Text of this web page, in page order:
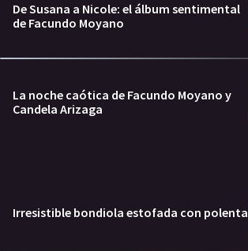
De Susana a Nicole: el álbum sentimental
de Facundo Moyano
La noche caótica de Facundo Moyano y
Candela Arizaga
Irresistible bondiola estofada con polenta